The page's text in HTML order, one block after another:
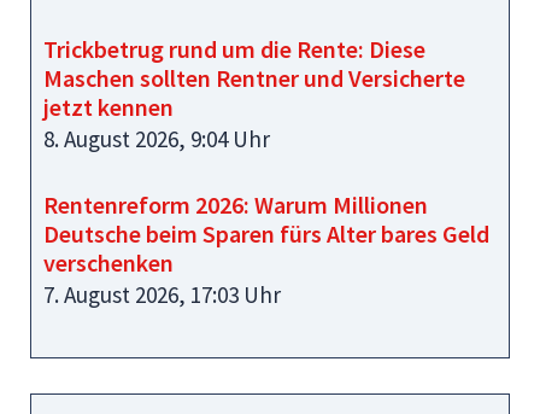
Trickbetrug rund um die Rente: Diese
Maschen sollten Rentner und Versicherte
jetzt kennen
8. August 2026, 9:04 Uhr
Rentenreform 2026: Warum Millionen
Deutsche beim Sparen fürs Alter bares Geld
verschenken
7. August 2026, 17:03 Uhr